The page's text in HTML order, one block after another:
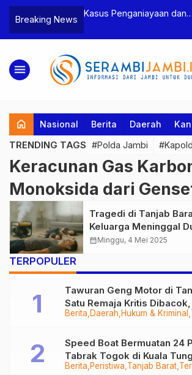
Breaking News
Bea Cukai
Pelaku beserta
dan 146 Gram
Kasus Penganiayaan dan
Tebo Tetapkan Dua
menu
home Nasional Berita Daerah
TRENDING TAGS #Polda Jambi
Keracunan Gas
Monoksida dari
Tragedi di Tanjab
Keluarga Meninggal
Keracunan Gas
calendar_monthMinggu, 4 Mei 2025
TERPOPULER
Berita Daerah Hukum & Kriminal
Tawuran Geng Motor di
Satu Remaja Kritis
Ditangkap
Berita Peristiwa Tanjab Barat
Speed Boat Bermuatan 24
Tabrak Togok di Kuala
Sempat Hilang